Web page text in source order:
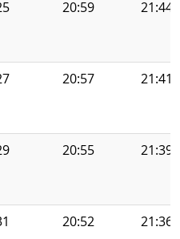
20:59 21:44
20:57 21:41
20:55 21:39
20:52 21:36